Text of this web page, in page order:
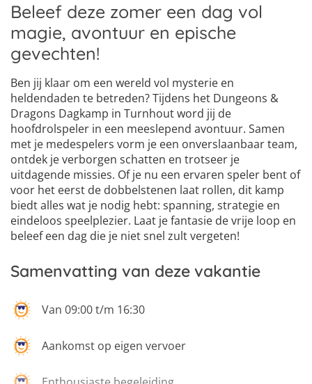
4
5
6
Beleef deze zomer een dag vol
magie, avontuur en epische
gevechten!
Ben jij klaar om een wereld vol mysterie en
heldendaden te betreden? Tijdens het Dungeons &
Dragons Dagkamp in Turnhout word jij de
hoofdrolspeler in een meeslepend avontuur. Samen
met je medespelers vorm je een onverslaanbaar team,
ontdek je verborgen schatten en trotseer je
uitdagende missies. Of je nu een ervaren speler bent of
voor het eerst de dobbelstenen laat rollen, dit kamp
biedt alles wat je nodig hebt: spanning, strategie en
eindeloos speelplezier. Laat je fantasie de vrije loop en
beleef een dag die je niet snel zult vergeten!
Samenvatting van deze vakantie
Van 09:00 t/m 16:30
Aankomst op eigen vervoer